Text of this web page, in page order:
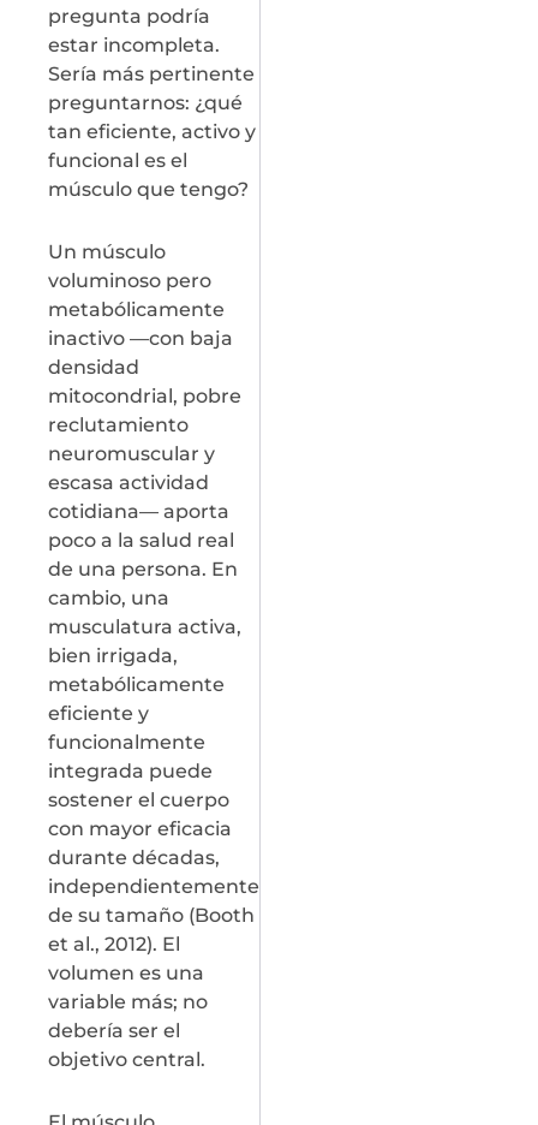
pregunta podría
estar incompleta.
Sería más pertinente
preguntarnos: ¿qué
tan eficiente, activo y
funcional es el
músculo que tengo?
Un músculo
voluminoso pero
metabólicamente
inactivo —con baja
densidad
mitocondrial, pobre
reclutamiento
neuromuscular y
escasa actividad
cotidiana— aporta
poco a la salud real
de una persona. En
cambio, una
musculatura activa,
bien irrigada,
metabólicamente
eficiente y
funcionalmente
integrada puede
sostener el cuerpo
con mayor eficacia
durante décadas,
independientemente
de su tamaño (Booth
et al., 2012). El
volumen es una
variable más; no
debería ser el
objetivo central.